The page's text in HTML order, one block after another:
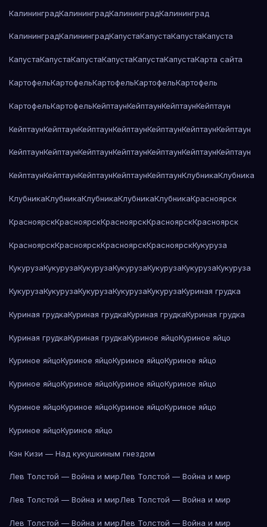
КалининградКалининградКалининградКалининград
КалининградКалининградКапустаКапустаКапустаКапуста
КапустаКапустаКапустаКапустаКапустаКапустаКарта сайта
КартофельКартофельКартофельКартофельКартофель
КартофельКартофельКейптаунКейптаунКейптаунКейптаун
КейптаунКейптаунКейптаунКейптаунКейптаунКейптаунКейптаун
КейптаунКейптаунКейптаунКейптаунКейптаунКейптаунКейптаун
КейптаунКейптаунКейптаунКейптаунКейптаунКлубникаКлубника
КлубникаКлубникаКлубникаКлубникаКлубникаКрасноярск
КрасноярскКрасноярскКрасноярскКрасноярскКрасноярск
КрасноярскКрасноярскКрасноярскКрасноярскКукуруза
КукурузаКукурузаКукурузаКукурузаКукурузаКукурузаКукуруза
КукурузаКукурузаКукурузаКукурузаКукурузаКуриная грудка
Куриная грудкаКуриная грудкаКуриная грудкаКуриная грудка
Куриная грудкаКуриная грудкаКуриное яйцоКуриное яйцо
Куриное яйцоКуриное яйцоКуриное яйцоКуриное яйцо
Куриное яйцоКуриное яйцоКуриное яйцоКуриное яйцо
Куриное яйцоКуриное яйцоКуриное яйцоКуриное яйцо
Куриное яйцоКуриное яйцо
Кэн Кизи — Над кукушкиным гнездом
Лев Толстой — Война и мирЛев Толстой — Война и мир
Лев Толстой — Война и мирЛев Толстой — Война и мир
Лев Толстой — Война и мирЛев Толстой — Война и мир